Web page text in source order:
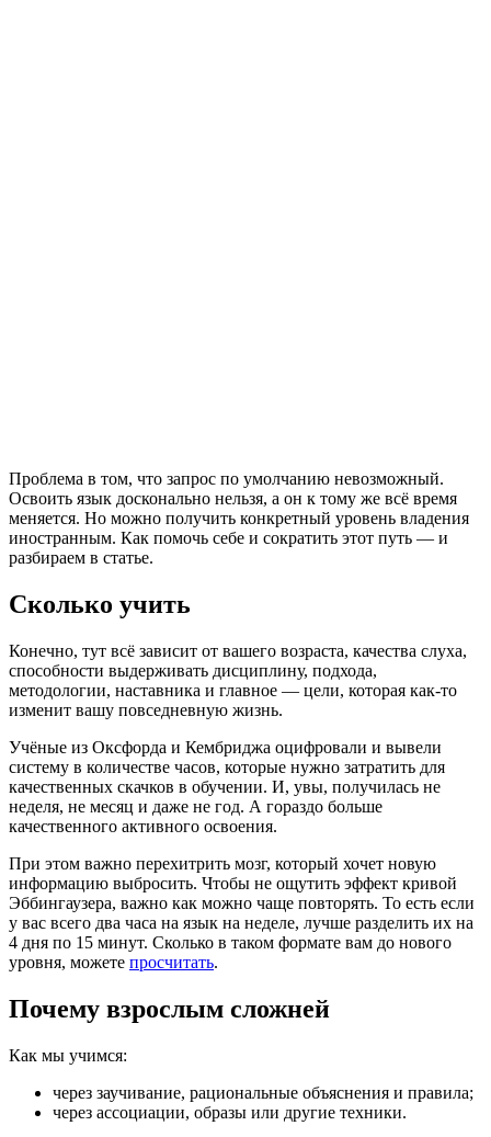
Проблема в том, что запрос по умолчанию невозможный.
Освоить язык досконально нельзя, а он к тому же всё время
меняется. Но можно получить конкретный уровень владения
иностранным. Как помочь себе и сократить этот путь — и
разбираем в статье.
Сколько учить
Конечно, тут всё зависит от вашего возраста, качества слуха,
способности выдерживать дисциплину, подхода,
методологии, наставника и главное — цели, которая как-то
изменит вашу повседневную жизнь.
Учёные из Оксфорда и Кембриджа оцифровали и вывели
систему в количестве часов, которые нужно затратить для
качественных скачков в обучении. И, увы, получилась не
неделя, не месяц и даже не год. А гораздо больше
качественного активного освоения.
При этом важно перехитрить мозг, который хочет новую
информацию выбросить. Чтобы не ощутить эффект кривой
Эббингаузера, важно как можно чаще повторять. То есть если
у вас всего два часа на язык на неделе, лучше разделить их на
4 дня по 15 минут. Сколько в таком формате вам до нового
уровня, можете просчитать.
Почему взрослым сложней
Как мы учимся:
через заучивание, рациональные объяснения и правила;
через ассоциации, образы или другие техники.